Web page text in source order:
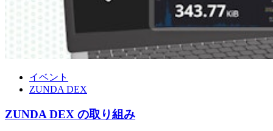
イベント
ZUNDA DEX
ZUNDA DEX の取り組み